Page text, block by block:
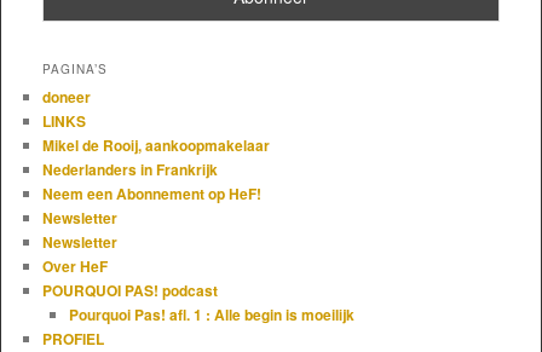
PAGINA’S
doneer
LINKS
Mikel de Rooij, aankoopmakelaar
Nederlanders in Frankrijk
Neem een Abonnement op HeF!
Newsletter
Newsletter
Over HeF
POURQUOI PAS! podcast
Pourquoi Pas! afl. 1 : Alle begin is moeilijk
PROFIEL